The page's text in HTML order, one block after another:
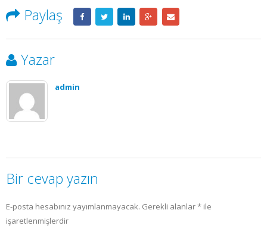
Paylaş
Yazar
admin
Bir cevap yazın
E-posta hesabınız yayımlanmayacak. Gerekli alanlar* ile
işaretlenmişlerdir